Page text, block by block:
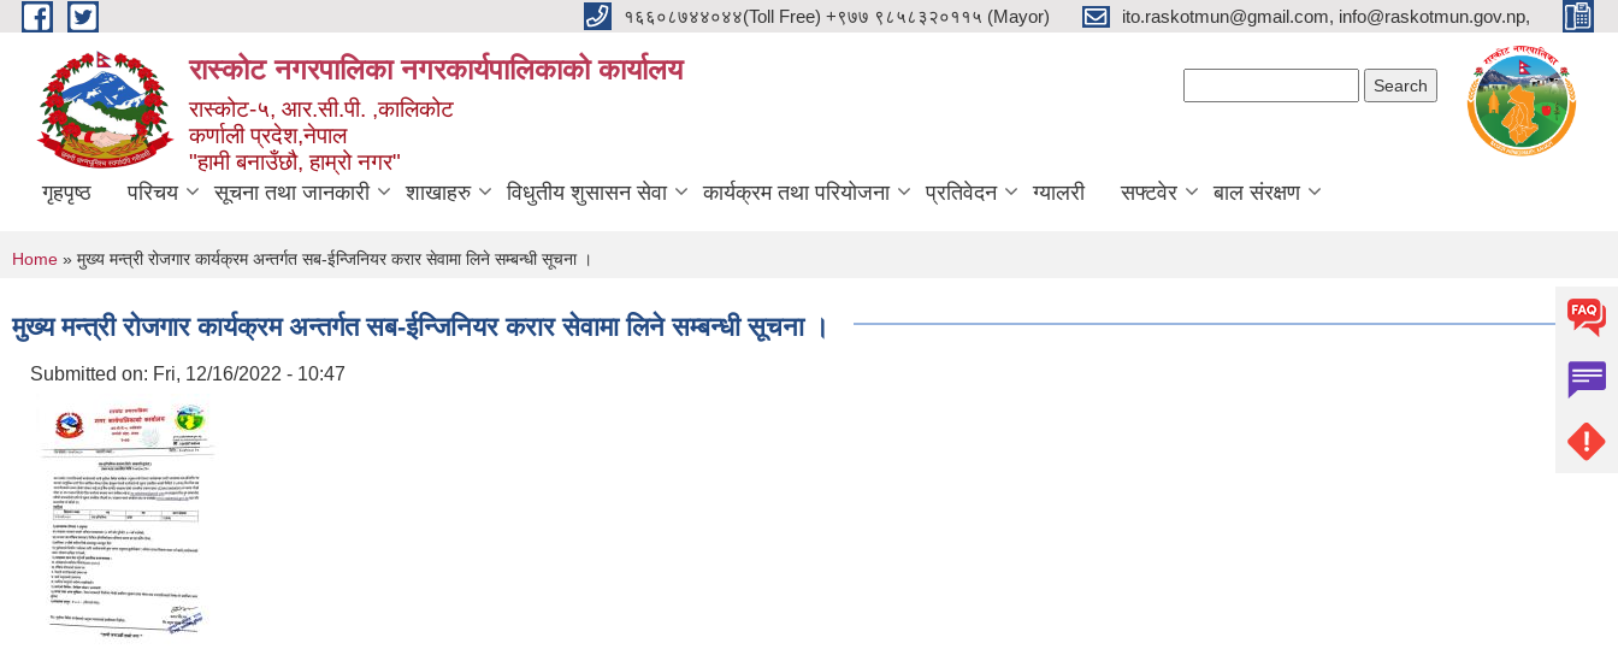
Skip to main content १६६०८७४४०४४(Toll Free) +९७७ ९८५८३२०११५ (Mayor) ito.raskotmun@gmail.com, info@raskotmun.gov.np,
रास्कोट नगरपालिका नगरकार्यपालिकाको कार्यालय
रास्कोट-५, आर.सी.पी. ,कालिकोट
कर्णाली प्रदेश,नेपाल
"हामी बनाउँछौ, हाम्रो नगर"
गृहपृष्ठ परिचय सूचना तथा जानकारी शाखाहरु विधुतीय शुसासन सेवा कार्यक्रम तथा परियोजना प्रतिवेदन ग्यालरी सफ्टवेर बाल संरक्षण
You are here
Home » मुख्य मन्त्री रोजगार कार्यक्रम अन्तर्गत सब-ईन्जिनियर करार सेवामा लिने सम्बन्धी सूचना ।
मुख्य मन्त्री रोजगार कार्यक्रम अन्तर्गत सब-ईन्जिनियर करार सेवामा लिने सम्बन्धी सूचना ।
Submitted on: Fri, 12/16/2022 - 10:47